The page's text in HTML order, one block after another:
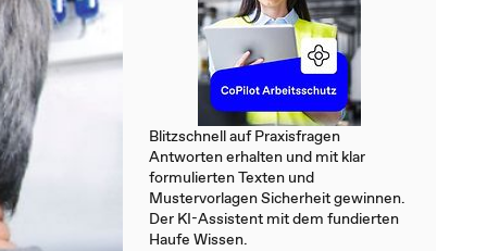
Blitzschnell auf Praxisfragen
Antworten erhalten und mit klar
formulierten Texten und
Mustervorlagen Sicherheit gewinnen.
Der KI-Assistent mit dem fundierten
Haufe Wissen.